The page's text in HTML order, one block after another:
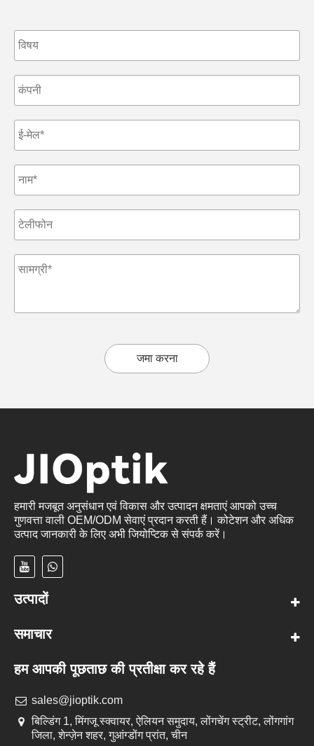
जमा करना
हमारी मजबूत अनुसंधान एवं विकास और उत्पादन क्षमताएं आपको उच्च
गुणवत्ता वाली OEM/ODM सेवाएं प्रदान करती हैं। कोटेशन और अधिक
उत्पाद जानकारी के लिए अभी जियोप्टिक से संपर्क करें।
उत्पादों
समाचार
हम आपकी पूछताछ की प्रतीक्षा कर रहे हैं
sales@jioptik.com
बिल्डिंग 1, मिंगजू स्क्वायर, ऐलियन समुदाय, लोंगचेंग स्ट्रीट, लोंगगांग
जिला, शेन्ज़ेन शहर, गुआंग्डोंग प्रांत, चीन